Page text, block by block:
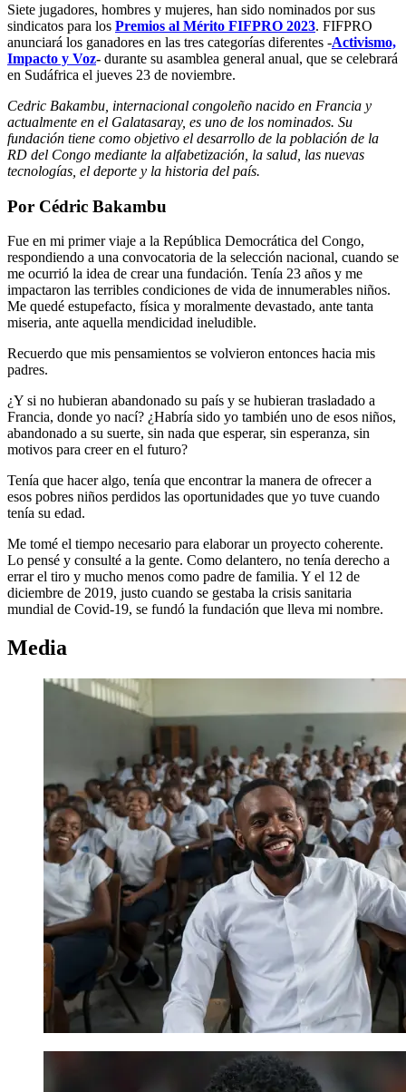
Siete jugadores, hombres y mujeres, han sido nominados por sus
sindicatos para los Premios al Mérito FIFPRO 2023. FIFPRO
anunciará los ganadores en las tres categorías diferentes -Activismo,
Impacto y Voz- durante su asamblea general anual, que se celebrará
en Sudáfrica el jueves 23 de noviembre.
Cedric Bakambu, internacional congoleño nacido en Francia y
actualmente en el Galatasaray, es uno de los nominados. Su
fundación tiene como objetivo el desarrollo de la población de la
RD del Congo mediante la alfabetización, la salud, las nuevas
tecnologías, el deporte y la historia del país.
Por Cédric Bakambu
Fue en mi primer viaje a la República Democrática del Congo,
respondiendo a una convocatoria de la selección nacional, cuando se
me ocurrió la idea de crear una fundación. Tenía 23 años y me
impactaron las terribles condiciones de vida de innumerables niños.
Me quedé estupefacto, física y moralmente devastado, ante tanta
miseria, ante aquella mendicidad ineludible.
Recuerdo que mis pensamientos se volvieron entonces hacia mis
padres.
¿Y si no hubieran abandonado su país y se hubieran trasladado a
Francia, donde yo nací? ¿Habría sido yo también uno de esos niños,
abandonado a su suerte, sin nada que esperar, sin esperanza, sin
motivos para creer en el futuro?
Tenía que hacer algo, tenía que encontrar la manera de ofrecer a
esos pobres niños perdidos las oportunidades que yo tuve cuando
tenía su edad.
Me tomé el tiempo necesario para elaborar un proyecto coherente.
Lo pensé y consulté a la gente. Como delantero, no tenía derecho a
errar el tiro y mucho menos como padre de familia. Y el 12 de
diciembre de 2019, justo cuando se gestaba la crisis sanitaria
mundial de Covid-19, se fundó la fundación que lleva mi nombre.
Media